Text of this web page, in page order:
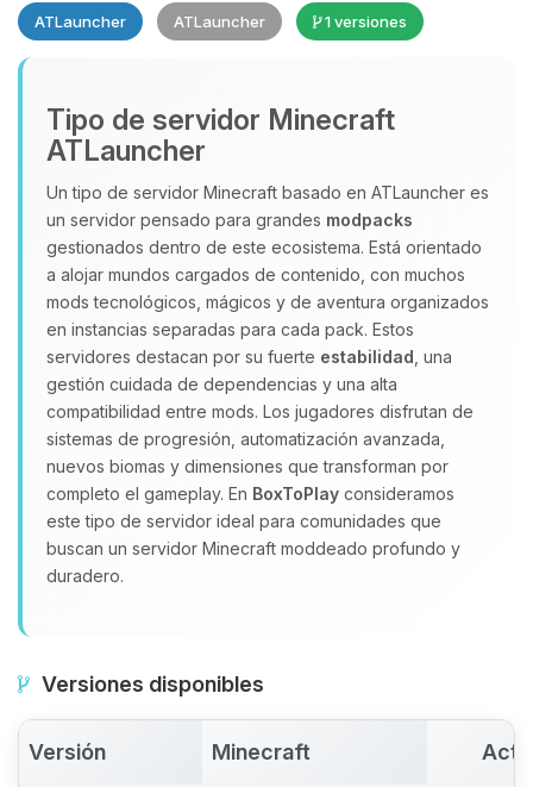
ATLauncher ATLauncher 1 versiones
Tipo de servidor Minecraft
ATLauncher
Un tipo de servidor Minecraft basado en ATLauncher es
un servidor pensado para grandes modpacks
gestionados dentro de este ecosistema. Está orientado
a alojar mundos cargados de contenido, con muchos
mods tecnológicos, mágicos y de aventura organizados
en instancias separadas para cada pack. Estos
servidores destacan por su fuerte estabilidad , una
gestión cuidada de dependencias y una alta
compatibilidad entre mods. Los jugadores disfrutan de
sistemas de progresión, automatización avanzada,
nuevos biomas y dimensiones que transforman por
completo el gameplay. En BoxToPlay consideramos
este tipo de servidor ideal para comunidades que
buscan un servidor Minecraft moddeado profundo y
duradero.
Versiones disponibles
Versión Minecraft
Yupi, por fin alguien con quien
hablar! Soy Choupy, tu pequeno
asistente de BoxToPlay. Cuentame
que necesitas y moveré mis
pequenos circuitos para ayudarte.
08/08/2026 16:14